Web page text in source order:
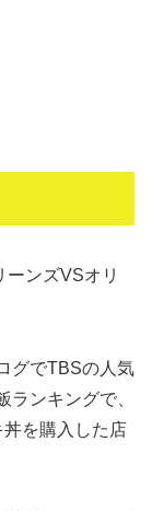
ンズVSオリ
グでTBSの人気
ンキングで、
を購入した店